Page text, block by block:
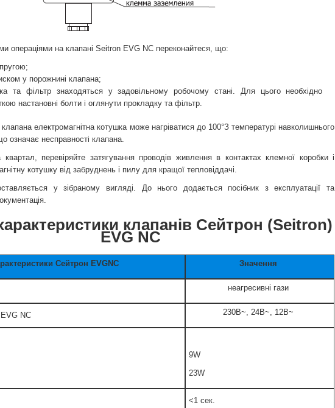
на клапані Seitron EVG NC переконайтеся, що:
у порожнині клапана;
та фільтр знаходяться у задовільному робочому стані. Для цього необхідно
настановні болти і оглянути прокладку та фільтр.
клапана електромагнітна котушка може нагріватися до 100°З температурі навколишнього
означає несправності клапана.
перевіряйте затягування проводів живлення в контактах клемної коробки і
котушку від забруднень і пилу для кращої тепловіддачі.
у зібраному вигляді. До нього додається посібник з експлуатації та
клапанів Сейтрон (Seitron)
EVG NC
Сейтрон EVGNC Значення
неагресивні гази
NC 230B~, 24B~, 12B~
9W
23W
<1 сек.